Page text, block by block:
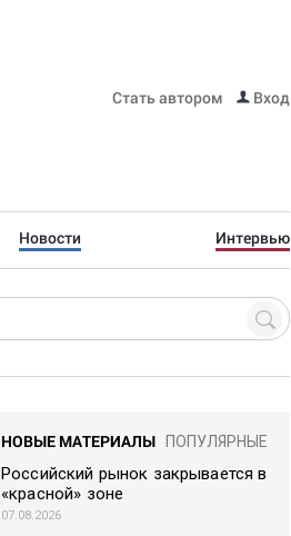
Стать автором Вход
Новости Интервью
НОВЫЕ МАТЕРИАЛЫ ПОПУЛЯРНЫЕ
Российский рынок закрывается в
«красной» зоне
07.08.2026